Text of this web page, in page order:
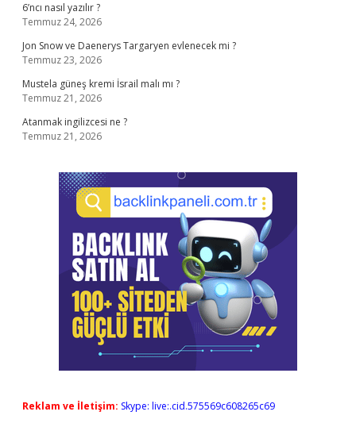
6’ncı nasıl yazılır ?
Temmuz 24, 2026
Jon Snow ve Daenerys Targaryen evlenecek mi ?
Temmuz 23, 2026
Mustela güneş kremi İsrail malı mı ?
Temmuz 21, 2026
Atanmak ingilizcesi ne ?
Temmuz 21, 2026
Reklam ve İletişim: Skype: live:.cid.575569c608265c69